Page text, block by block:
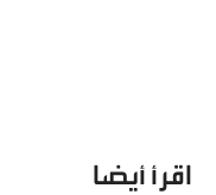
اقرأ أيضا